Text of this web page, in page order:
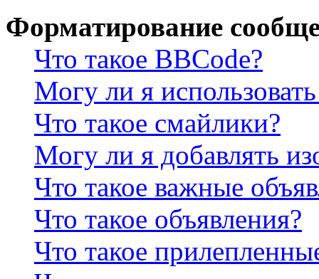
Форматирование
Что такое BBCode?
Могу ли я
Что такое смайлики?
Могу ли я добавлять
Что такое важные
Что такое объявления?
Что такое